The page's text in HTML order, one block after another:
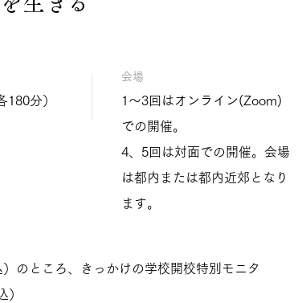
180分）
会場
1〜3回はオンライン(Zoom)
での開催。
4、5回は対面での開催。会場
は都内または都内近郊となり
ます。
のところ、きっかけの学校開校特別モニタ
）